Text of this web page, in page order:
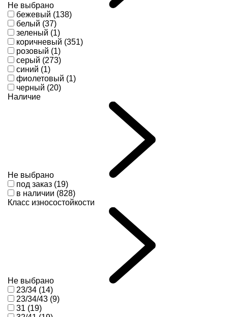
Не выбрано
бежевый (138)
белый (37)
зеленый (1)
коричневый (351)
розовый (1)
серый (273)
синий (1)
фиолетовый (1)
черный (20)
Наличие
Не выбрано
под заказ (19)
в наличии (828)
Класс износостойкости
Не выбрано
23/34 (14)
23/34/43 (9)
31 (19)